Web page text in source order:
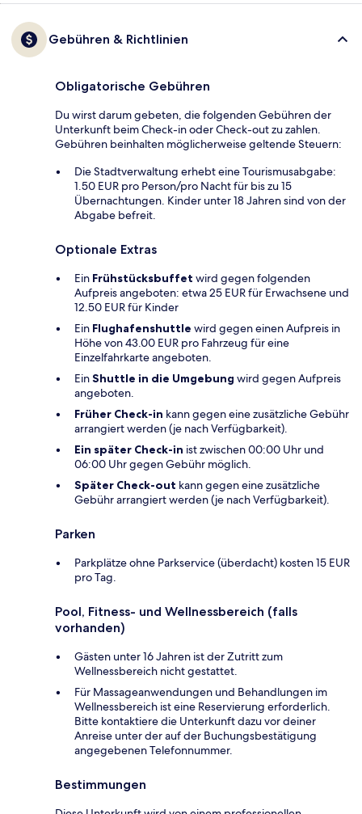
Gebühren & Richtlinien
Obligatorische Gebühren
Du wirst darum gebeten, die folgenden Gebühren der
Unterkunft beim Check-in oder Check-out zu zahlen.
Gebühren beinhalten möglicherweise geltende Steuern:
Die Stadtverwaltung erhebt eine Tourismusabgabe:
1.50 EUR pro Person/pro Nacht für bis zu 15
Übernachtungen. Kinder unter 18 Jahren sind von der
Abgabe befreit.
Optionale Extras
Ein Frühstücksbuffet wird gegen folgenden
Aufpreis angeboten: etwa 25 EUR für Erwachsene und
12.50 EUR für Kinder
Ein Flughafenshuttle wird gegen einen Aufpreis in
Höhe von 43.00 EUR pro Fahrzeug für eine
Einzelfahrkarte angeboten.
EinShuttle in die Umgebung wird gegen Aufpreis
angeboten.
Früher Check-in kann gegen eine zusätzliche Gebühr
arrangiert werden (je nach Verfügbarkeit).
Ein später Check-in ist zwischen 00:00 Uhr und
06:00 Uhr gegen Gebühr möglich.
Später Check-out kann gegen eine zusätzliche
Gebühr arrangiert werden (je nach Verfügbarkeit).
Parken
Parkplätze ohne Parkservice (überdacht) kosten 15 EUR
pro Tag.
Pool, Fitness- und Wellnessbereich (falls
vorhanden)
Gästen unter 16 Jahren ist der Zutritt zum
Wellnessbereich nicht gestattet.
Für Massageanwendungen und Behandlungen im
Wellnessbereich ist eine Reservierung erforderlich.
Bitte kontaktiere die Unterkunft dazu vor deiner
Anreise unter der auf der Buchungsbestätigung
angegebenen Telefonnummer.
Bestimmungen